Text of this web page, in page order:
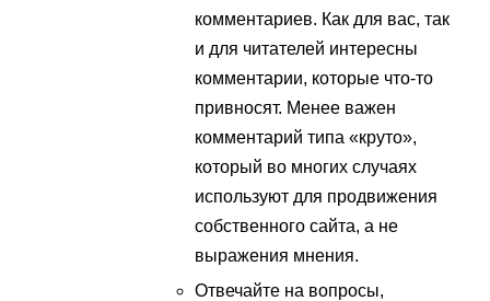
комментариев. Как для вас, так
и для читателей интересны
комментарии, которые что-то
привносят. Менее важен
комментарий типа «круто»,
который во многих случаях
используют для продвижения
собственного сайта, а не
выражения мнения.
Отвечайте на вопросы,